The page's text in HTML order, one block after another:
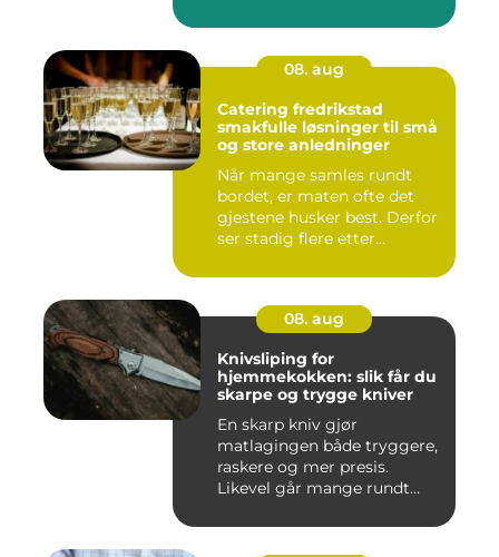
08. aug
Catering fredrikstad
smakfulle løsninger til små
og store anledninger
Når mange samles rundt
bordet, er maten ofte det
gjestene husker best. Derfor
ser stadig flere etter...
08. aug
Knivsliping for
hjemmekokken: slik får du
skarpe og trygge kniver
En skarp kniv gjør
matlagingen både tryggere,
raskere og mer presis.
Likevel går mange rundt